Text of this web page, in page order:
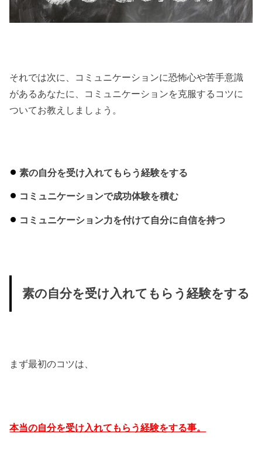
それでは次に、コミュニケーションに恐怖心や苦手意識
があるあなたに、コミュニケーションを克服するコツに
ついてお教えしましょう。
素の自分を受け入れてもらう経験をする
コミュニケーションで成功体験を積む
コミュニケーション力を付けて自分に自信を持つ
素の自分を受け入れてもらう経験をする
まず最初のコツは、
本当の自分を受け入れてもらう経験をする事。